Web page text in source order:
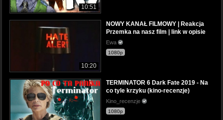
10:51
10:20
NOWY KANAŁ FILMOWY | Reakcja
Przemka na nasz film | link w opisie
Ewa
1080p
TERMINATOR 6 Dark Fate 2019 - Na
co tyle krzyku (kino-recenzje)
Kino_recenzje
1080p